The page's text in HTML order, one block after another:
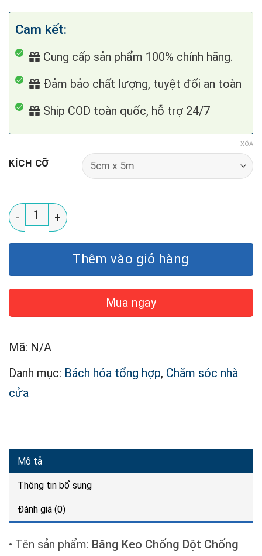
Cam kết:
Cung cấp sản phẩm 100% chính hãng.
Đảm bảo chất lượng, tuyệt đối an toàn
Ship COD toàn quốc, hỗ trợ 24/7
KÍCH CỠ
XÓA
26B Băng keo chống dột O'tech Butyl Tape số lượng
Thêm vào giỏ hàng
Mua ngay
Mã: N/A
Danh mục: Bách hóa tổng hợp, Chăm sóc nhà
cửa
Mô tả
Thông tin bổ sung
Đánh giá (0)
• Tên sản phẩm: Băng Keo Chống Dột Chống